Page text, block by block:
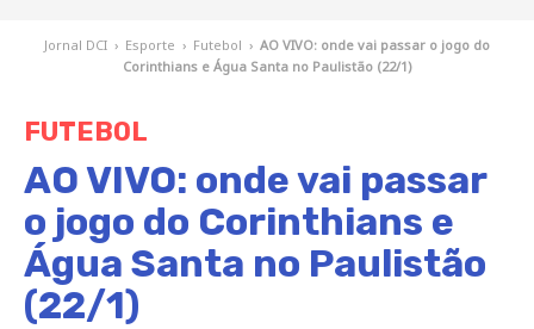
Jornal DCI › Esporte › Futebol › AO VIVO: onde vai passar o jogo do
Corinthians e Água Santa no Paulistão (22/1)
FUTEBOL
AO VIVO: onde vai passar
o jogo do Corinthians e
Água Santa no Paulistão
(22/1)